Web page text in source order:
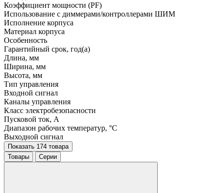
Коэффициент мощности (PF)
Использование с диммерами/контроллерами ШИМ
Исполнение корпуса
Материал корпуса
Особенность
Гарантийный срок, год(а)
Длина, мм
Ширина, мм
Высота, мм
Тип управления
Входной сигнал
Каналы управления
Класс электробезопасности
Пусковой ток, A
Диапазон рабочих температур, °C
Выходной сигнал
Показать 174 товара
Товары
Серии